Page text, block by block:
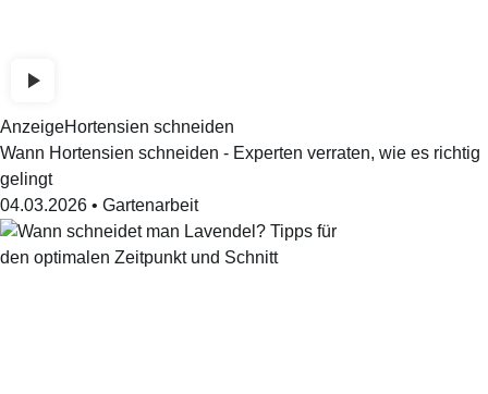
AnzeigeHortensien schneiden
Wann Hortensien schneiden - Experten verraten, wie es richtig
gelingt
04.03.2026 • Gartenarbeit